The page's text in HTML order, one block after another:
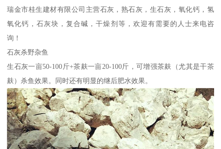
瑞金市桂生建材有限公司主营石灰，熟石灰，生石灰，氧化钙，氢
氧化钙，石灰块，复合碱，干燥剂等，欢迎有需要的人士来电咨
询！
石灰杀野杂鱼
生石灰一亩50-100斤+茶麸一亩20-100斤，可增强茶麸（尤其是干茶
麸）杀鱼效果。同时还有明显的继后肥水效果。